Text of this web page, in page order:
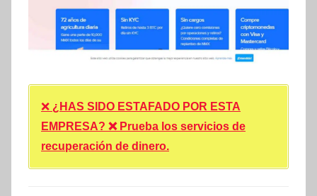
❌ ¿HAS SIDO ESTAFADO POR ESTA
EMPRESA? ❌ Prueba los servicios de
recuperación de dinero.